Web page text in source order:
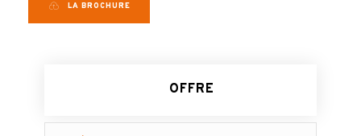
LA BROCHURE
OFFRE